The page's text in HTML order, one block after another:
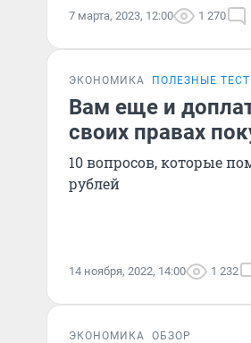
7 марта, 2023, 12:00 1 270
ЭКОНОМИКА ПОЛЕЗНЫЕ
Вам еще и
своих правах
10 вопросов, которые
рублей
14 ноября, 2022, 14:00 1 232
ЭКОНОМИКА ОБЗОР